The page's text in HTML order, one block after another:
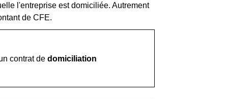
l'entreprise est domiciliée. Autrement
de CFE.
contrat dedomiciliation